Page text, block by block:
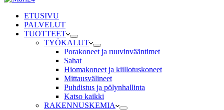
ETUSIVU
PALVELUT
TUOTTEET
TYÖKALUT
Porakoneet ja ruuvinvääntimet
Sahat
Hiomakoneet ja kiillotuskoneet
Mittausvälineet
Puhdistus ja pölynhallinta
Katso kaikki
RAKENNUSKEMIA